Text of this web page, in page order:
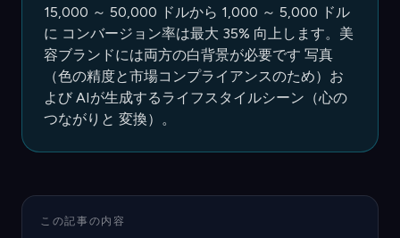
15,000 ～ 50,000 ドルから 1,000 ～ 5,000 ドル
に コンバージョン率は最大 35% 向上します。美
容ブランドには両方の白背景が必要です 写真
（色の精度と市場コンプライアンスのため）お
よび AIが生成するライフスタイルシーン（心の
つながりと 変換）。
この記事の内容